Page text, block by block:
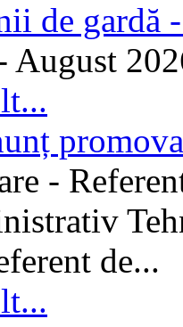
de gardă
August
-
de...